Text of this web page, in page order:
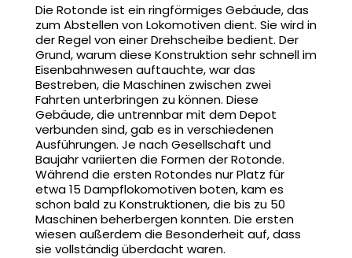
Die Rotonde ist ein ringförmiges Gebäude, das
zum Abstellen von Lokomotiven dient. Sie wird in
der Regel von einer Drehscheibe bedient. Der
Grund, warum diese Konstruktion sehr schnell im
Eisenbahnwesen auftauchte, war das
Bestreben, die Maschinen zwischen zwei
Fahrten unterbringen zu können. Diese
Gebäude, die untrennbar mit dem Depot
verbunden sind, gab es in verschiedenen
Ausführungen. Je nach Gesellschaft und
Baujahr variierten die Formen der Rotonde.
Während die ersten Rotondes nur Platz für
etwa 15 Dampflokomotiven boten, kam es
schon bald zu Konstruktionen, die bis zu 50
Maschinen beherbergen konnten. Die ersten
wiesen außerdem die Besonderheit auf, dass
sie vollständig überdacht waren.